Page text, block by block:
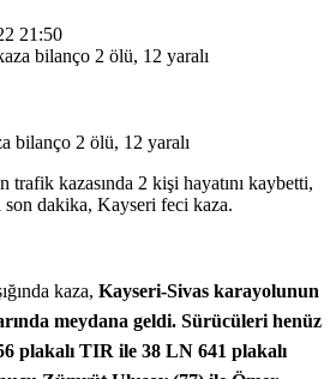
21:50
bilanço 2 ölü, 12 yaralı
trafik kazasında 2 kişi hayatını kaybetti,
dakika, Kayseri feci kaza.
kaza, Kayseri-Sivas karayolunun
meydana geldi. Sürücüleri henüz
plakalı TIR ile 38 LN 641 plakalı